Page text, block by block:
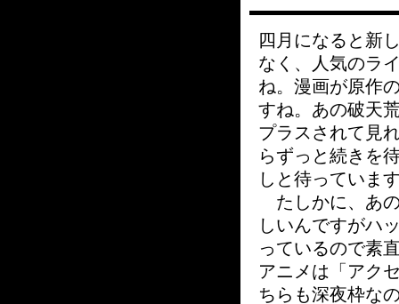
四月になると新
なく、人気のラ
ね。漫画が原作
すね。あの破天
プラスされて見
らずっと続きを
しと待っていま
たしかに、あ
しいんですがハ
っているので素
アニメは「アク
ちらも深夜枠な